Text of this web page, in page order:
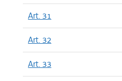
Art. 31
Art. 32
Art. 33